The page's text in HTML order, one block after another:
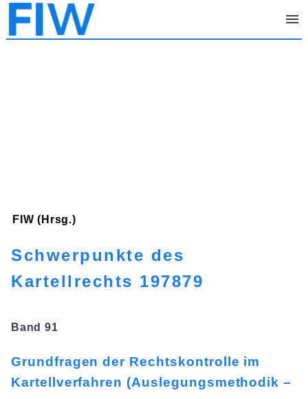
FIW (Hrsg.)
Schwerpunkte des
Kartellrechts 197879
Band 91
Grundfragen der Rechtskontrolle im
Kartellverfahren (Auslegungsmethodik –